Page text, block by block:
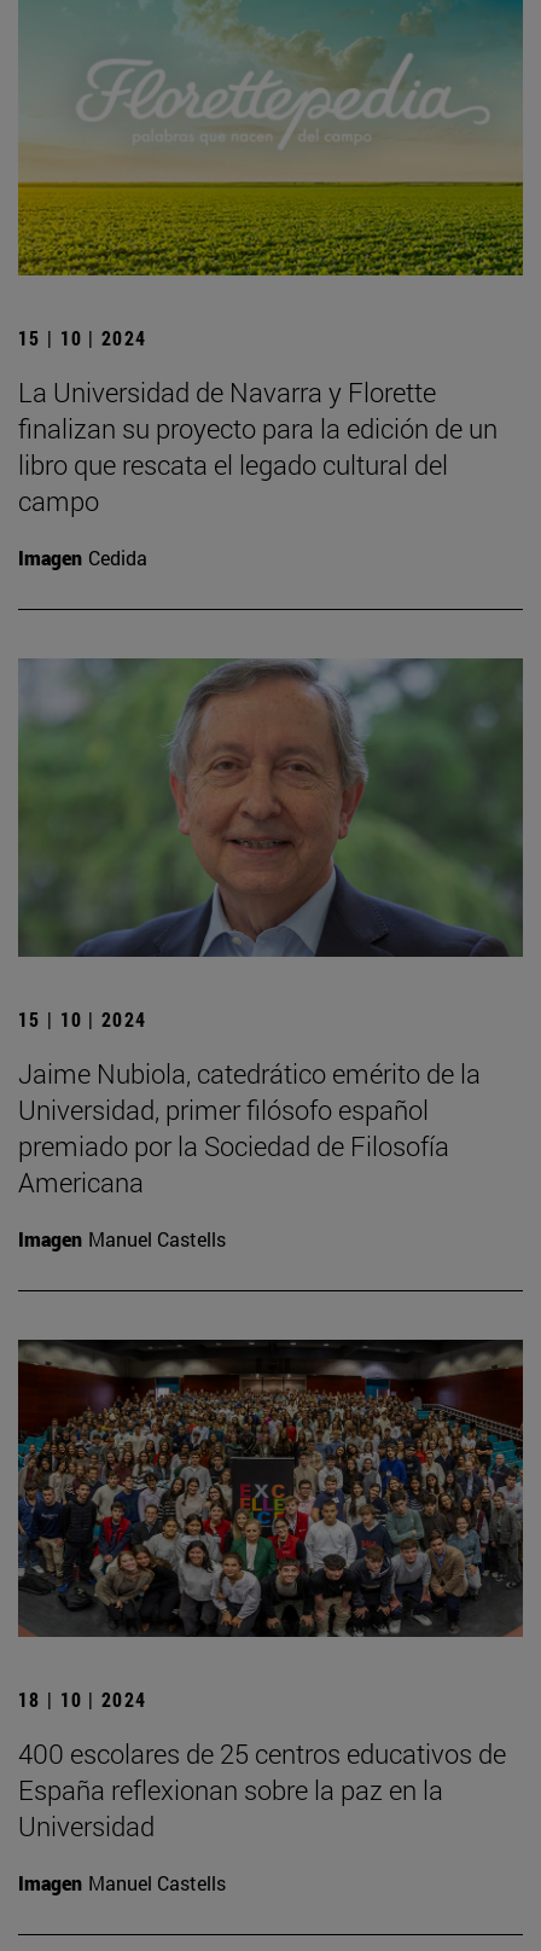
15 | 10 | 2024
La Universidad de Navarra y Florette
finalizan su proyecto para la edición de un
libro que rescata el legado cultural del
campo
Imagen Cedida
15 | 10 | 2024
Jaime Nubiola, catedrático emérito de la
Universidad, primer filósofo español
premiado por la Sociedad de Filosofía
Americana
Imagen Manuel Castells
18 | 10 | 2024
400 escolares de 25 centros educativos de
España reflexionan sobre la paz en la
Universidad
Imagen Manuel Castells